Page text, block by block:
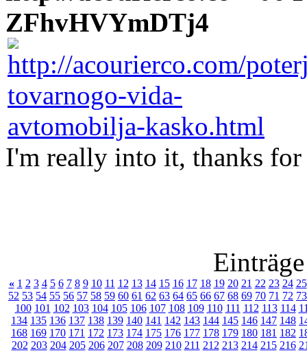
ZFhvHVYmDTj4
I'm really into it, thanks
« 1 2 3 4 5 6 7 8 9 10 11 12 13 14 15 16 17 18 19 20 21 22 23 24 25
52 53 54 55 56 57 58 59 60 61 62 63 64 65 66 67 68 69 70 71 72 73
100 101 102 103 104 105 106 107 108 109 110 111 112 113 114
134 135 136 137 138 139 140 141 142 143 144 145 146 147 148
168 169 170 171 172 173 174 175 176 177 178 179 180 181 182
202 203 204 205 206 207 208 209 210 211 212 213 214 215 216